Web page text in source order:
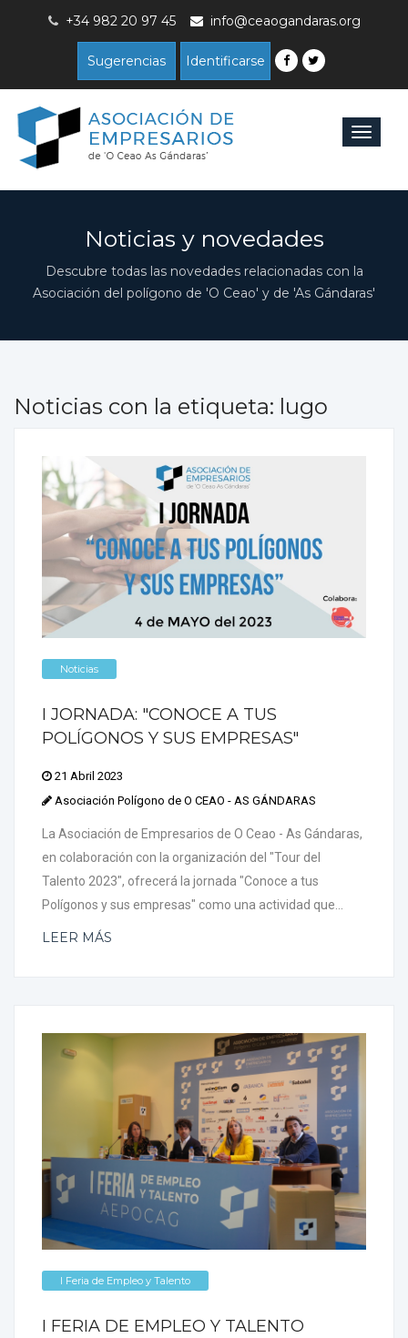
+34 982 20 97 45 info@ceaogandaras.org
Sugerencias Identificarse
Toggle
Noticias y novedades
Descubre todas las novedades relacionadas con la
Asociación del polígono de 'O Ceao' y de 'As Gándaras'
Noticias con la etiqueta: lugo
Noticias
I JORNADA: "CONOCE A TUS
POLÍGONOS Y SUS EMPRESAS"
21 Abril 2023
Asociación Polígono de O CEAO - AS GÁNDARAS
La Asociación de Empresarios de O Ceao - As Gándaras,
en colaboración con la organización del "Tour del
Talento 2023", ofrecerá la jornada "Conoce a tus
Polígonos y sus empresas" como una actividad que...
LEER MÁS
I Feria de Empleo y Talento
I FERIA DE EMPLEO Y TALENTO